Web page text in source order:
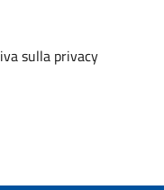
sulla privacy